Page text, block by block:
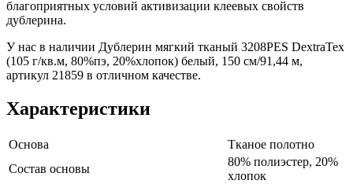
благоприятных условий активизации клеевых свойств
дублерина.
У нас в наличии Дублерин мягкий тканый 3208PES DextraTex
(105 г/кв.м, 80%пэ, 20%хлопок) белый, 150 см/91,44 м,
артикул 21859 в отличном качестве.
Характеристики
Основа
Тканое полотно
Состав основы
80% полиэстер, 20%
хлопок